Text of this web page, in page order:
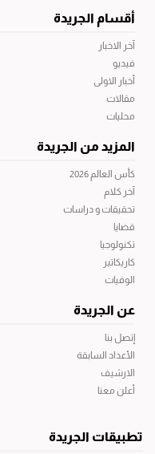
أقسام الجريدة
آخر الاخبار
فيديو
أخبار الاولى
مقالات
محليات
المزيد من الجريدة
كأس العالم 2026
آخر كلام
تحقيقات و دراسات
قضايا
تكنولوجيا
كاريكاتير
الوفيات
عن الجريدة
إتصل بنا
الأعداد السابقة
الارشيف
أعلن معنا
تطبيقات الجريدة